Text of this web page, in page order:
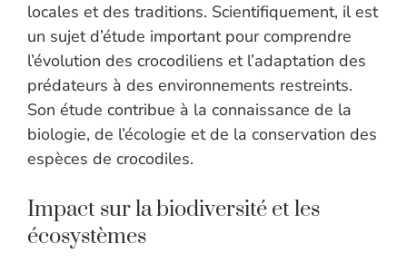
locales et des traditions. Scientifiquement, il est
un sujet d’étude important pour comprendre
l’évolution des crocodiliens et l’adaptation des
prédateurs à des environnements restreints.
Son étude contribue à la connaissance de la
biologie, de l’écologie et de la conservation des
espèces de crocodiles.
Impact sur la biodiversité et les
écosystèmes